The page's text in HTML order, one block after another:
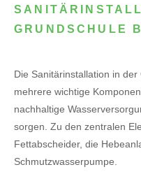
GRUNDSCHULE
Die Sanitärinstallation in
mehrere wichtige
nachhaltige
sorgen. Zu den zentralen
Fettabscheider, die
Schmutzwasserpumpe.